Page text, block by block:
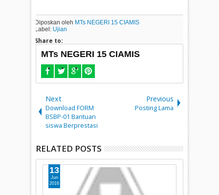
Diposkan oleh MTs NEGERI 15 CIAMIS
Label: Ujian
Share to:
MTs NEGERI 15 CIAMIS
Next
Download FORM
BSBP-01 Bantuan
siswa Berprestasi
Previous
Posting Lama
RELATED POSTS
13
Jun
2016